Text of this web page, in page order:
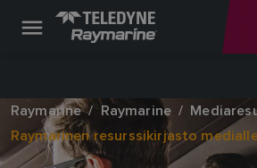
Raymarine Raymarine
Raymarinen resurssikirjasto